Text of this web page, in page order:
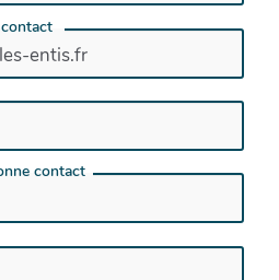
contact